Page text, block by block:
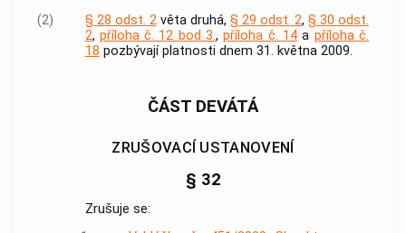
(2)
§ 28 odst. 2věta druhá, § 29 odst. 2, § 30 odst.
2, příloha č. 12 bod 3.,příloha č. 14 a příloha č.
18 pozbývají platnosti dnem 31. května 2009.
ČÁST DEVÁTÁ
ZRUŠOVACÍ USTANOVENÍ
§ 32
Zrušuje se: